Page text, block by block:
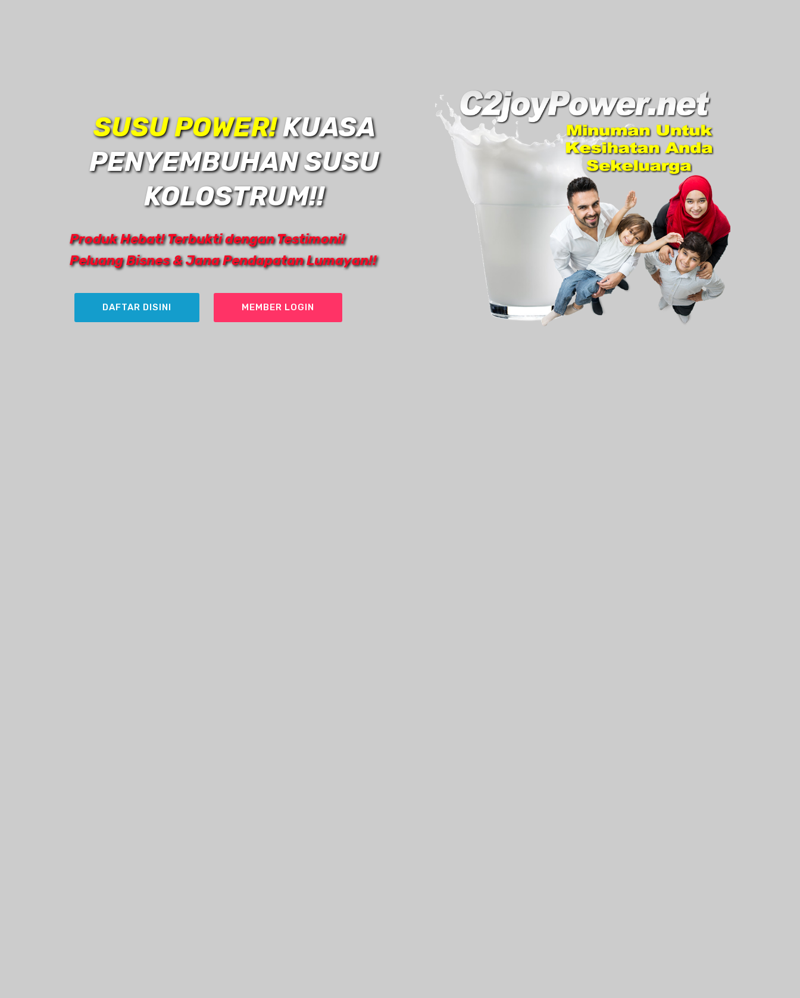
SUSU POWER!KUASA
PENYEMBUHAN SUSU
KOLOSTRUM!!
Produk Hebat! Terbukti dengan Testimoni!
Peluang Bisnes & Jana Pendapatan Lumayan!!
DAFTAR DISINI MEMBER LOGIN